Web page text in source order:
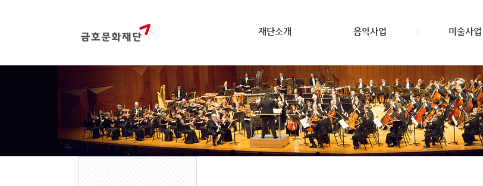
재단소개 음악사업 미술사업